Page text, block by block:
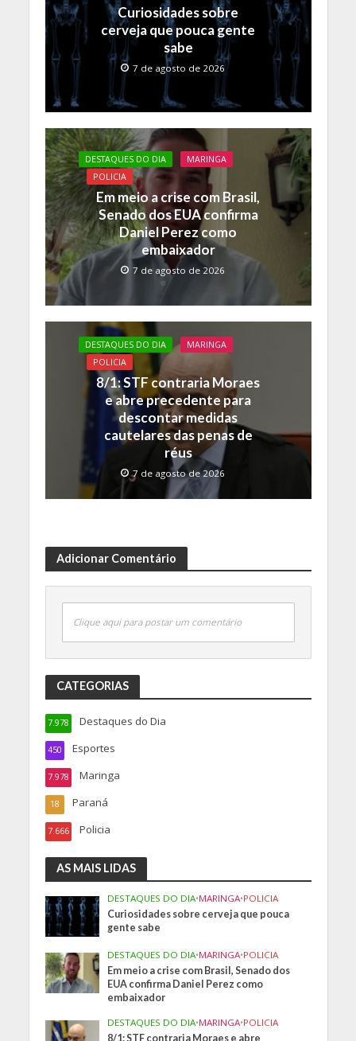
k p k
Curiosidades sobre
cerveja que pouca gente
sabe
7 de agosto de 2026
DESTAQUES DO DIA
MARINGA
POLICIA
Em meio a crise com Brasil,
Senado dos EUA confirma
Daniel Perez como
embaixador
7 de agosto de 2026
DESTAQUES DO DIA
MARINGA
POLICIA
8/1: STF contraria Moraes
e abre precedente para
descontar medidas
cautelares das penas de
réus
7 de agosto de 2026
Adicionar Comentário
Clique aqui para postar um comentário
CATEGORIAS
Destaques do Dia
7.978
Esportes
450
Maringa
7.978
Paraná
18
Policia
7.666
AS MAIS LIDAS
DESTAQUES DO DIA•MARINGA•POLICIA
Curiosidades sobre cerveja que pouca
gente sabe
DESTAQUES DO DIA•MARINGA•POLICIA
Em meio a crise com Brasil, Senado dos
EUA confirma Daniel Perez como
embaixador
DESTAQUES DO DIA•MARINGA•POLICIA
8/1: STF contraria Moraes e abre